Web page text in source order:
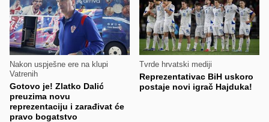
Nakon uspješne ere na klupi
Vatrenih
Gotovo je! Zlatko Dalić
preuzima novu
reprezentaciju i zarađivat će
pravo bogatstvo
Tvrde hrvatski mediji
Reprezentativac BiH uskoro
postaje novi igrač Hajduka!